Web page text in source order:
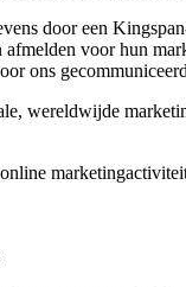
door een
voor hun
ons
wereldwijde